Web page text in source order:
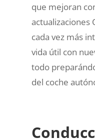
que mejoran
actualizaciones
cada vez más
vida útil con
todo
del coche